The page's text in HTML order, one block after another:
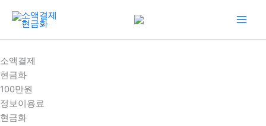
건
너
뛰
기
소액결제
현금화
100만원
정보이용료
현금화